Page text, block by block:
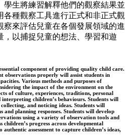
學生將練習解釋他們的觀察結果並
各種觀察工具進行正式和非正式觀
察來評估兒童在各個發展領域的進
，以捕捉兒童的想法、學習和遊
component of providing quality child care.
observations properly will assist students in
Various methods and purposes of
the impact of the environment on the
of culture, experiences, traditions, personal
children’s behaviours. Students will
and noticing ideas. Students will
planning responses. Students will develop
using a variety of observation tools and
children’s progress across developmental
assessment to capture children’s ideas,